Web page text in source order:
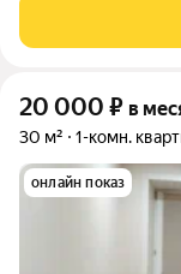
несколько
20 000 ₽ в
30 м² 1-комн.
онлайн показ